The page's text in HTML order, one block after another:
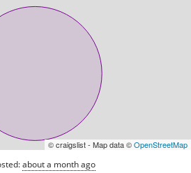
© craigslist - Map data ©OpenStreetMap
about a month ago